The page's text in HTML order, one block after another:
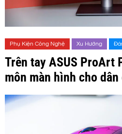
Phụ Kiện Công Nghệ Xu Hướng
Trên tay ASUS ProArt
môn màn hình cho